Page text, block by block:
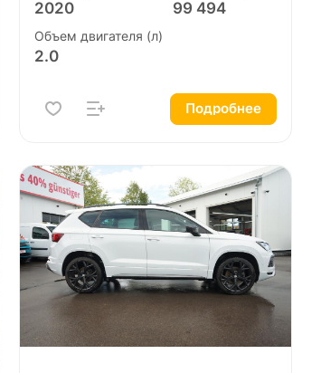
2020 99 494
Объем двигателя (л)
2.0
Подробнее